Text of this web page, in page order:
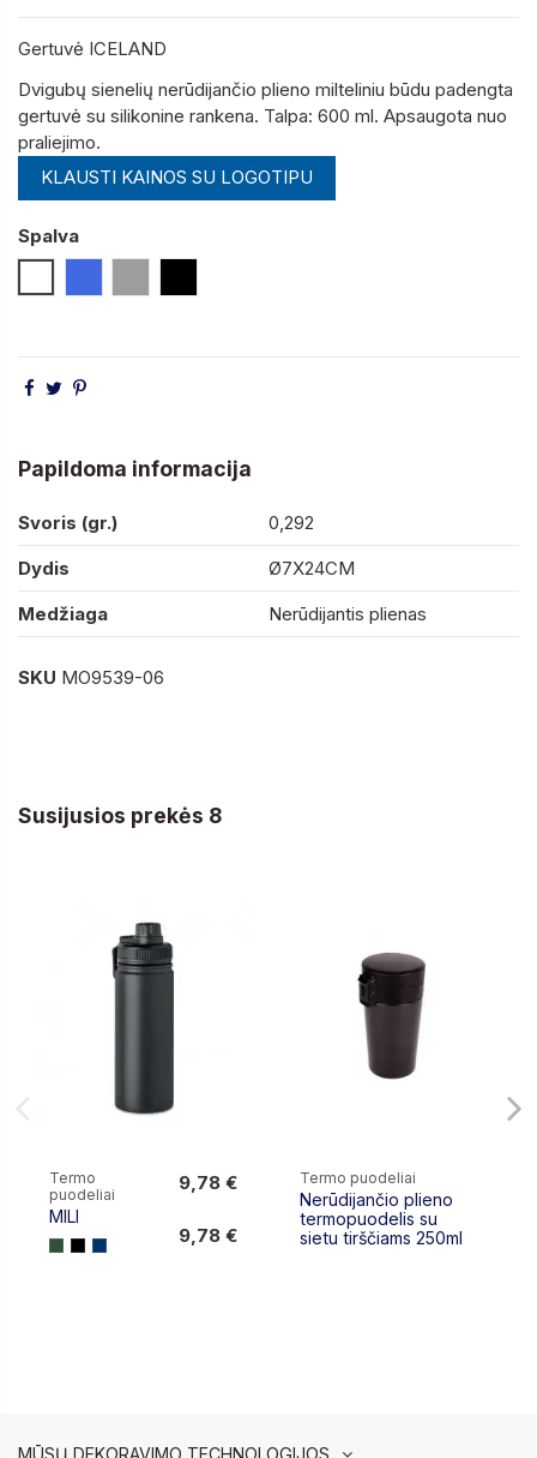
Gertuvė ICELAND
Dvigubų sienelių nerūdijančio plieno milteliniu būdu padengta
gertuvė su silikonine rankena. Talpa: 600 ml. Apsaugota nuo
praliejimo.
KLAUSTI KAINOS SU LOGOTIPU
Spalva
Papildoma informacija
Svoris (gr.)
0,292
Dydis
Ø7X24CM
Medžiaga
Nerūdijantis plienas
SKU MO9539-06
Susijusios prekės 8
Termo
puodeliai
MILI
9,78 €
9,78 €
Termo puodeliai
Nerūdijančio plieno
termopuodelis su
sietu tirščiams 250ml